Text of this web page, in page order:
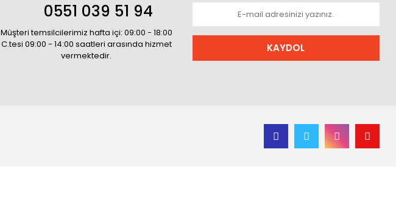
0551 039 51 94
Müşteri temsilcilerimiz hafta içi: 09:00 - 18:00
C.tesi 09:00 - 14:00 saatleri arasında hizmet
vermektedir.
KAYDOL